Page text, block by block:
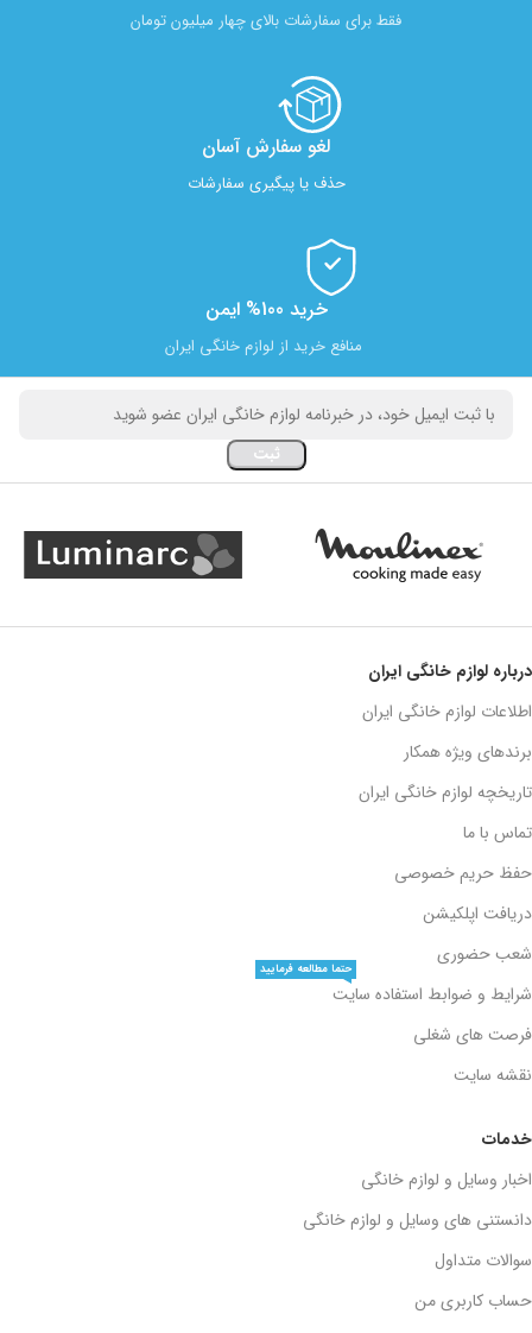
فقط برای سفارشات بالای چهار میلیون تومان
لغو سفارش آسان​
حذف یا پیگیری سفارشات
خرید 100% ایمن
منافع خرید از لوازم خانگی ایران
خدمات
اخبار وسایل و لوازم خانگی
دانستنی های وسایل و لوازم خانگی
سوالات متداول
حساب کاربری من
درباره لوازم خانگی ایران
اطلاعات لوازم خانگی ایران
برندهای ویژه همکار
تاریخچه لوازم خانگی ایران
تماس با ما
حفظ حریم خصوصی
دریافت اپلکیشن
شعب حضوری
شرایط و ضوابط استفاده سایت
حتما مطالعه فرمایید
فرصت های شغلی
نقشه سایت